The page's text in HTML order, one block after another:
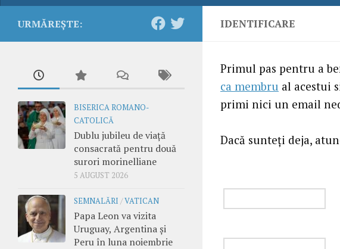
IDENTIFICARE
Primul pas pentru a
ca membru al acestui
primi nici un email
Dacă sunteţi deja,
URMĂREȘTE:
BISERICA ROMANO-
CATOLICĂ
Dublu jubileu de viață
consacrată pentru două
surori morinelliane
5 AUGUST 2026
SEMNALĂRI /VATICAN
Papa Leon va vizita
Uruguay, Argentina și
Peru în luna noiembrie